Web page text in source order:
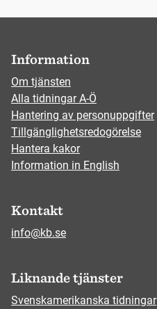
Information
Om tjänsten
Alla tidningar A-Ö
Hantering av personuppgifter
Tillgänglighetsredogörelse
Hantera kakor
Information in English
Kontakt
info@kb.se
Liknande tjänster
Svenskamerikanska tidningar